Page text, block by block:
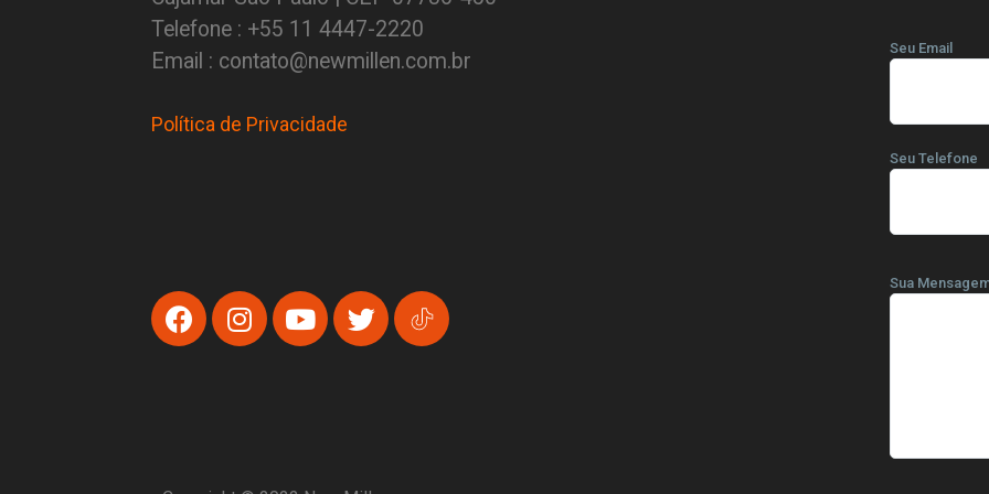
Telefone : +55 11 4447-2220
Email : contato@newmillen.com.br
Política de Privacidade
Seu Email
Seu Telefone
Sua